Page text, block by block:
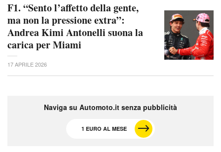
F1. “Sento l’affetto della gente,
ma non la pressione extra”:
Andrea Kimi Antonelli suona la
carica per Miami
17 APRILE 2026
Naviga su Automoto.it senza pubblicità
1 EURO AL MESE